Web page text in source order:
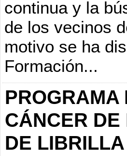
continua y la
de los vecinos
motivo se ha
Formación...
PROGRAMA
CÁNCER DE
DE LIBRILLA